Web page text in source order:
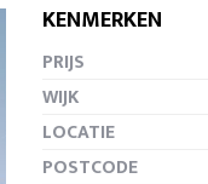
KENMERKEN
PRIJS
WIJK
LOCATIE
POSTCODE